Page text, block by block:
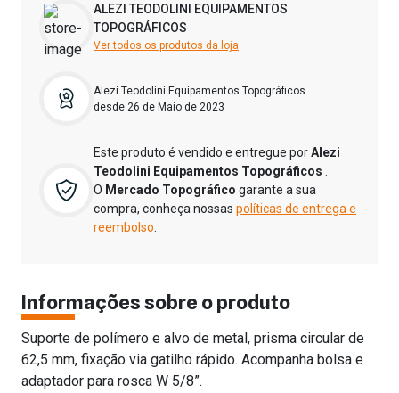
ALEZI TEODOLINI EQUIPAMENTOS
TOPOGRÁFICOS
Ver todos os produtos da loja
Alezi Teodolini Equipamentos Topográficos
desde 26 de Maio de 2023
Este produto é vendido e entregue porAlezi
Teodolini Equipamentos Topográficos .
O Mercado Topográfico garante a sua
compra, conheça nossas políticas de entrega e
reembolso.
Informações sobre o produto
Suporte de polímero e alvo de metal, prisma circular de
62,5 mm, fixação via gatilho rápido. Acompanha bolsa e
adaptador para rosca W 5/8”.